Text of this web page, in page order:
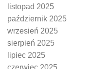
listopad 2025
październik 2025
wrzesień 2025
sierpień 2025
lipiec 2025
czerwiec 2025